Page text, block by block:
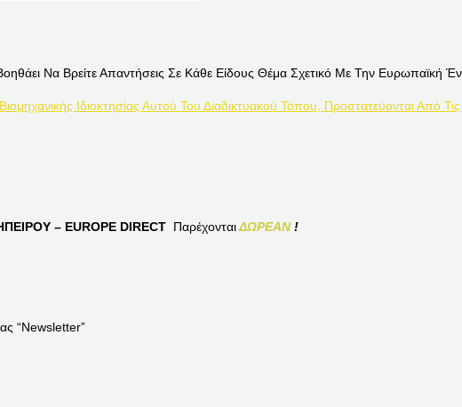
Να Βρείτε Απαντήσεις Σε Κάθε Είδους Θέμα Σχετικό Με Την Ευρωπαϊκή
Ιδιοκτησίας Αυτού Του Διαδικτυακού Τόπου, Προστατεύονται Από
– EUROPE DIRECT ΠαρέχονταιΔΩΡΕΑΝ!
“Newsletter”